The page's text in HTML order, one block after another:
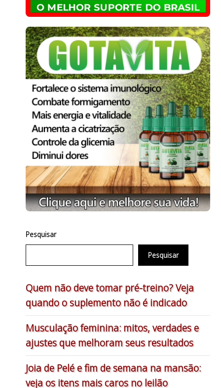
Pesquisar
Pesquisar
Quem não deve tomar pré-treino? Veja
quando o suplemento não é indicado
Musculação feminina: mitos, verdades e
ajustes que melhoram seus resultados
Joia de Pelé e fim de semana na mansão:
veja os itens mais caros no leilão